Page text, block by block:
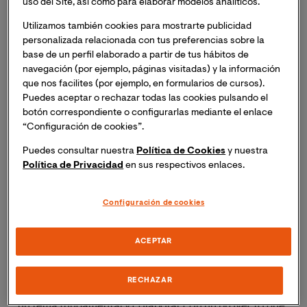
for Urban Sustainability (GREENIUS), se encuentra en
ECOVAL (Evaluación de los servicios ecosistémicos de
participación de ciudadanos de la
Comunidad Valenciana, quienes solo deben
uso del Site, así como para elaborar modelos analíticos.
Utilizamos también cookies para mostrarte publicidad
personalizada relacionada con tus preferencias sobre la
base de un perfil elaborado a partir de tus hábitos de
navegación (por ejemplo, páginas visitadas) y la información
que nos facilites (por ejemplo, en formularios de cursos).
Puedes aceptar o rechazar todas las cookies pulsando el
botón correspondiente o configurarlas mediante el enlace
“Configuración de cookies”.
Puedes consultar nuestra Política de Cookies y nuestra
Política de Privacidad en sus respectivos enlaces.
Configuración de cookies
RECHAZAR
ACEPTAR